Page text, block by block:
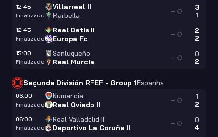
12:45
Finalizado
Villarreal II
Marbella
3
1
—
12:45
Finalizado
Real Betis II
Europa Fc
2
2
—
15:00
Finalizado
Sanluqueño
Real Murcia
0
2
—
Segunda División RFEF - Group 1Espanha
06:00
Finalizado
Numancia
Real Oviedo II
1
2
—
06:00
Finalizado
Real Valladolid II
Deportivo La Coruña II
0
4
—